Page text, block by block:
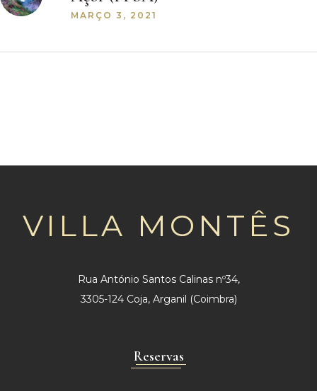
MARÇO 3, 2021
VILLA MONTÊS
Rua António Santos Calinas nº34,
3305-124 Coja, Arganil (Coimbra)
Reservas